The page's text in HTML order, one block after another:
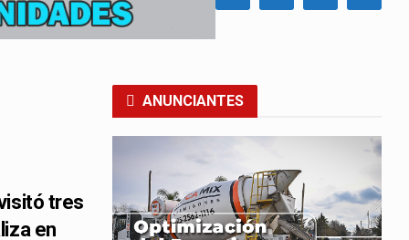
tres
en
ANUNCIANTES